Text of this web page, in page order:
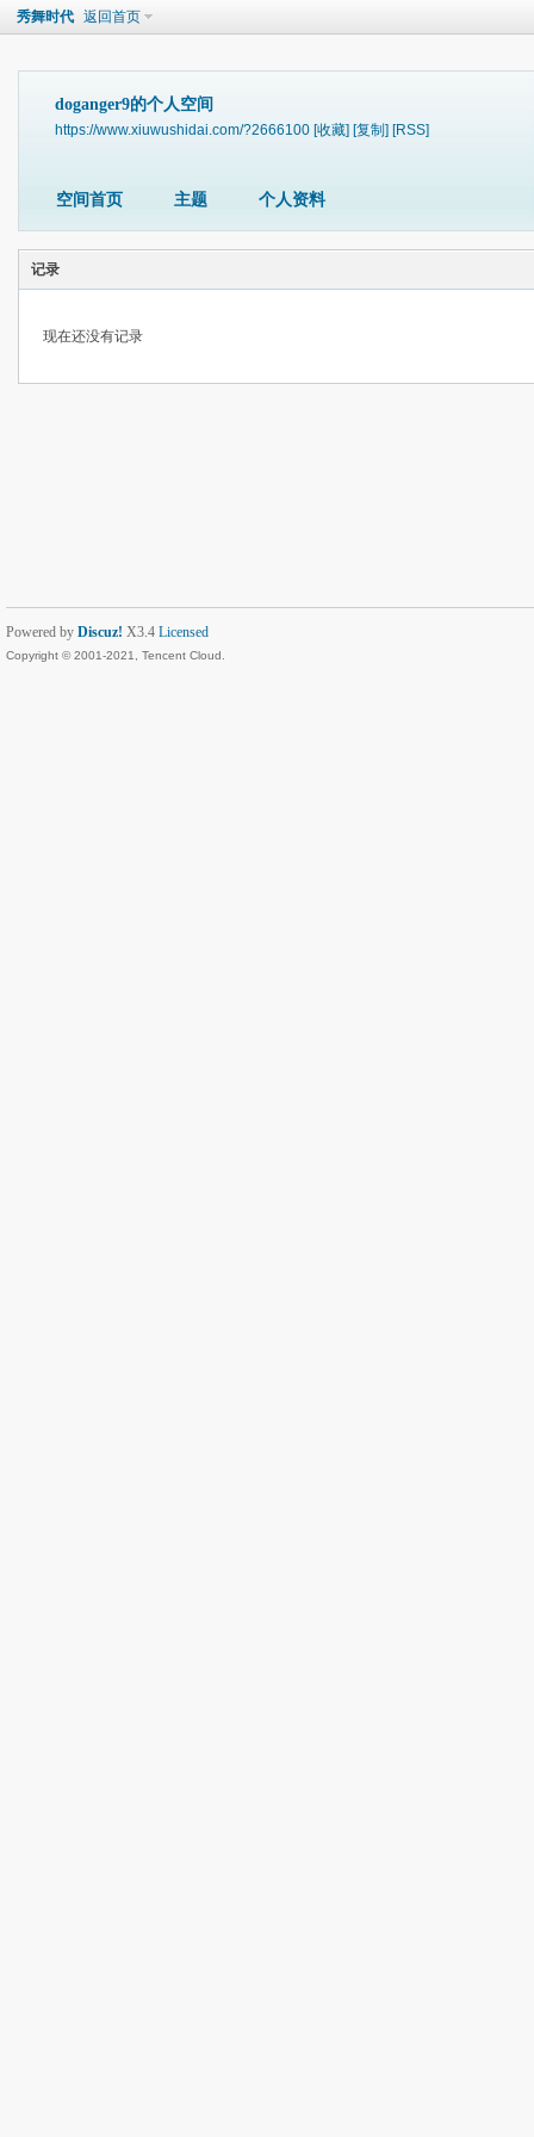
秀舞时代 返回首页
doganger9的个人空间
https://www.xiuwushidai.com/?2666100 [收藏] [复制] [RSS]
空间首页 主题 个人资料
记录
现在还没有记录
Powered by Discuz! X3.4 Licensed
Copyright © 2001-2021, Tencent Cloud.